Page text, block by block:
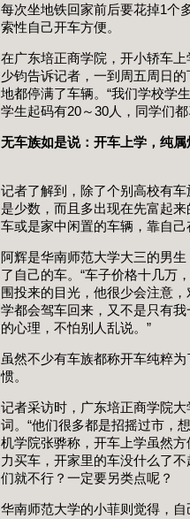
每次坐地铁回家前后要花掉1个
索性自己开车方便。
在广东培正商学院，开小轿车
少钧告诉记者，一到周五周日
地都停满了车辆。“我们学校学
学生起码有20～30人，同学们
无车族如是说：开车上学，纯
记者了解到，除了个别高校有
是少数，而且多出现在先富起
车或是家中闲置的车辆，靠自
阿辉是华南师范大学大三的男
了自己的车。“车子价格十几万
围投来的目光，他很少会注意
学都会驾车回来，又不是只有
的心理，不怕别人乱说。”
虽然不少有车族都称开车纯粹
惯。
记者采访时，广东培正商学院
词。“他们很多都是招摇过市，
机学院张骅称，开车上学虽然
力买车，开家里的车没什么了
们就不行？一定要另类点呢？
华南师范大学的小菲则觉得，